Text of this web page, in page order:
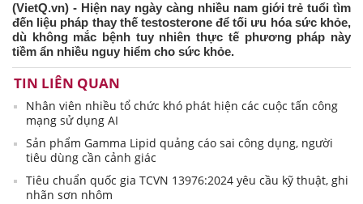
(VietQ.vn) - Hiện nay ngày càng nhiều nam giới trẻ tuổi tìm
đến liệu pháp thay thế testosterone để tối ưu hóa sức khỏe,
dù không mắc bệnh tuy nhiên thực tế phương pháp này
tiềm ẩn nhiều nguy hiểm cho sức khỏe.
TIN LIÊN QUAN
Nhân viên nhiều tổ chức khó phát hiện các cuộc tấn công
mạng sử dụng AI
Sản phẩm Gamma Lipid quảng cáo sai công dụng, người
tiêu dùng cần cảnh giác
Tiêu chuẩn quốc gia TCVN 13976:2024 yêu cầu kỹ thuật, ghi
nhãn sơn nhôm